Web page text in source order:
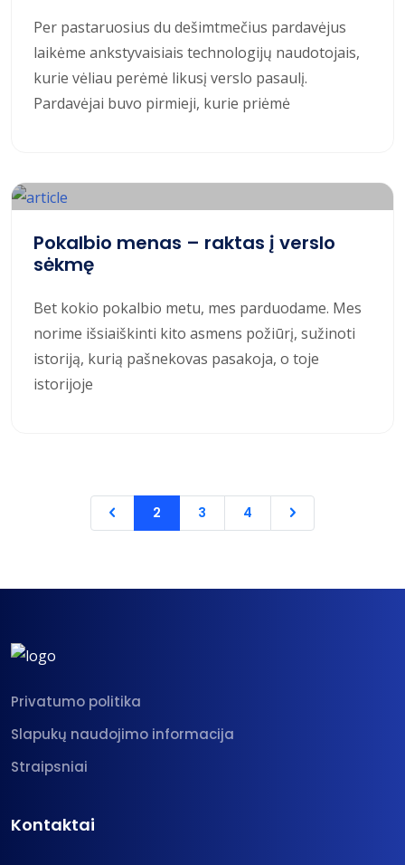
Per pastaruosius du dešimtmečius pardavėjus
laikėme ankstyvaisiais technologijų naudotojais,
kurie vėliau perėmė likusį verslo pasaulį.
Pardavėjai buvo pirmieji, kurie priėmė
Pokalbio menas – raktas į verslo
sėkmę
Bet kokio pokalbio metu, mes parduodame. Mes
norime išsiaiškinti kito asmens požiūrį, sužinoti
istoriją, kurią pašnekovas pasakoja, o toje
istorijoje
2 3 4
Privatumo politika
Slapukų naudojimo informacija
Straipsniai
Kontaktai